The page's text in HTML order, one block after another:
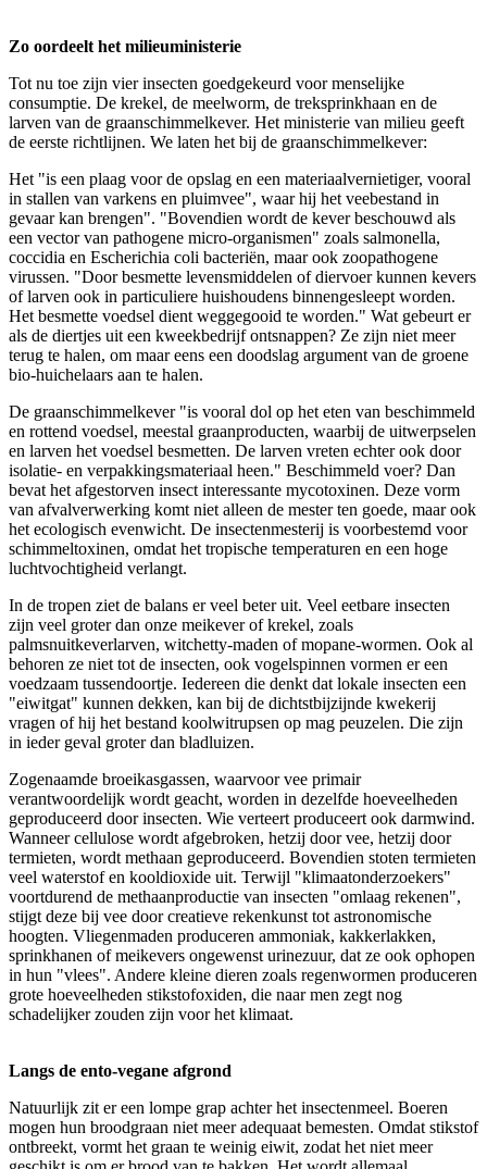
Zo oordeelt het milieuministerie
Tot nu toe zijn vier insecten goedgekeurd voor menselijke
consumptie. De krekel, de meelworm, de treksprinkhaan en de
larven van de graanschimmelkever. Het ministerie van milieu geeft
de eerste richtlijnen. We laten het bij de graanschimmelkever:
Het "is een plaag voor de opslag en een materiaalvernietiger, vooral
in stallen van varkens en pluimvee", waar hij het veebestand in
gevaar kan brengen". "Bovendien wordt de kever beschouwd als
een vector van pathogene micro-organismen" zoals salmonella,
coccidia en Escherichia coli bacteriën, maar ook zoopathogene
virussen. "Door besmette levensmiddelen of diervoer kunnen kevers
of larven ook in particuliere huishoudens binnengesleept worden.
Het besmette voedsel dient weggegooid te worden." Wat gebeurt er
als de diertjes uit een kweekbedrijf ontsnappen? Ze zijn niet meer
terug te halen, om maar eens een doodslag argument van de groene
bio-huichelaars aan te halen.
De graanschimmelkever "is vooral dol op het eten van beschimmeld
en rottend voedsel, meestal graanproducten, waarbij de uitwerpselen
en larven het voedsel besmetten. De larven vreten echter ook door
isolatie- en verpakkingsmateriaal heen." Beschimmeld voer? Dan
bevat het afgestorven insect interessante mycotoxinen. Deze vorm
van afvalverwerking komt niet alleen de mester ten goede, maar ook
het ecologisch evenwicht. De insectenmesterij is voorbestemd voor
schimmeltoxinen, omdat het tropische temperaturen en een hoge
luchtvochtigheid verlangt.
In de tropen ziet de balans er veel beter uit. Veel eetbare insecten
zijn veel groter dan onze meikever of krekel, zoals
palmsnuitkeverlarven, witchetty-maden of mopane-wormen. Ook al
behoren ze niet tot de insecten, ook vogelspinnen vormen er een
voedzaam tussendoortje. Iedereen die denkt dat lokale insecten een
"eiwitgat" kunnen dekken, kan bij de dichtstbijzijnde kwekerij
vragen of hij het bestand koolwitrupsen op mag peuzelen. Die zijn
in ieder geval groter dan bladluizen.
Zogenaamde broeikasgassen, waarvoor vee primair
verantwoordelijk wordt geacht, worden in dezelfde hoeveelheden
geproduceerd door insecten. Wie verteert produceert ook darmwind.
Wanneer cellulose wordt afgebroken, hetzij door vee, hetzij door
termieten, wordt methaan geproduceerd. Bovendien stoten termieten
veel waterstof en kooldioxide uit. Terwijl "klimaatonderzoekers"
voortdurend de methaanproductie van insecten "omlaag rekenen",
stijgt deze bij vee door creatieve rekenkunst tot astronomische
hoogten. Vliegenmaden produceren ammoniak, kakkerlakken,
sprinkhanen of meikevers ongewenst urinezuur, dat ze ook ophopen
in hun "vlees". Andere kleine dieren zoals regenwormen produceren
grote hoeveelheden stikstofoxiden, die naar men zegt nog
schadelijker zouden zijn voor het klimaat.
Langs de ento-vegane afgrond
Natuurlijk zit er een lompe grap achter het insectenmeel. Boeren
mogen hun broodgraan niet meer adequaat bemesten. Omdat stikstof
ontbreekt, vormt het graan te weinig eiwit, zodat het niet meer